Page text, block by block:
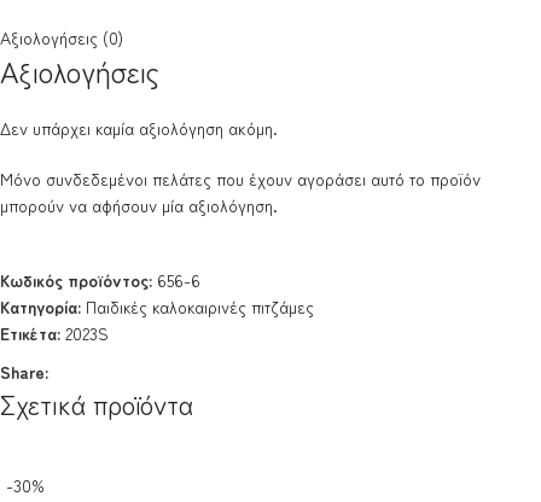
Αξιολογήσεις (0)
Αξιολογήσεις
Δεν υπάρχει καμία αξιολόγηση ακόμη.
Μόνο συνδεδεμένοι πελάτες που έχουν αγοράσει αυτό το προϊόν
μπορούν να αφήσουν μία αξιολόγηση.
Κωδικός προϊόντος: 656-6
Κατηγορία: Παιδικές καλοκαιρινές πιτζάμες
Ετικέτα: 2023S
Share:
Σχετικά προϊόντα
-30%